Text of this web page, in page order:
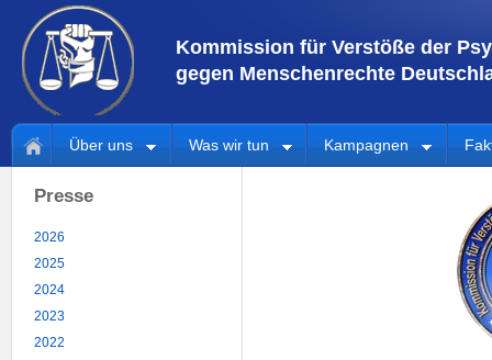
Kommission für Verstöße der
gegen Menschenrechte
Über uns Was wir tun Kampagnen
Presse
2026
2025
2024
2023
2022